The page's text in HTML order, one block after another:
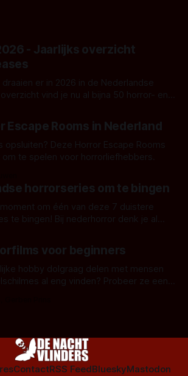
- Jaarlijks overzicht
er in 2026 in de Nederlandse
vind je nu al bijna 50 horror- en
Escape Rooms in Nederland
opsluiten? Deze Horror Escape Rooms
te spelen voor horrorliefhebbers.
horrorseries om te bingen
om één van deze 7 duistere
nederhorror denk je al
Johnsons. Maar Nederlandse horror
Hier een aantal Nederlandse tv-
series uit het duistere of horrorgenre. Als
voor beginners
hobby dolgraag delen met mensen
al eng vinden? Probeer ze eens
ContactRSS FeedBlueskyMastodon